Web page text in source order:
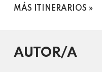
MÁS ITINERARIOS
AUTOR/A